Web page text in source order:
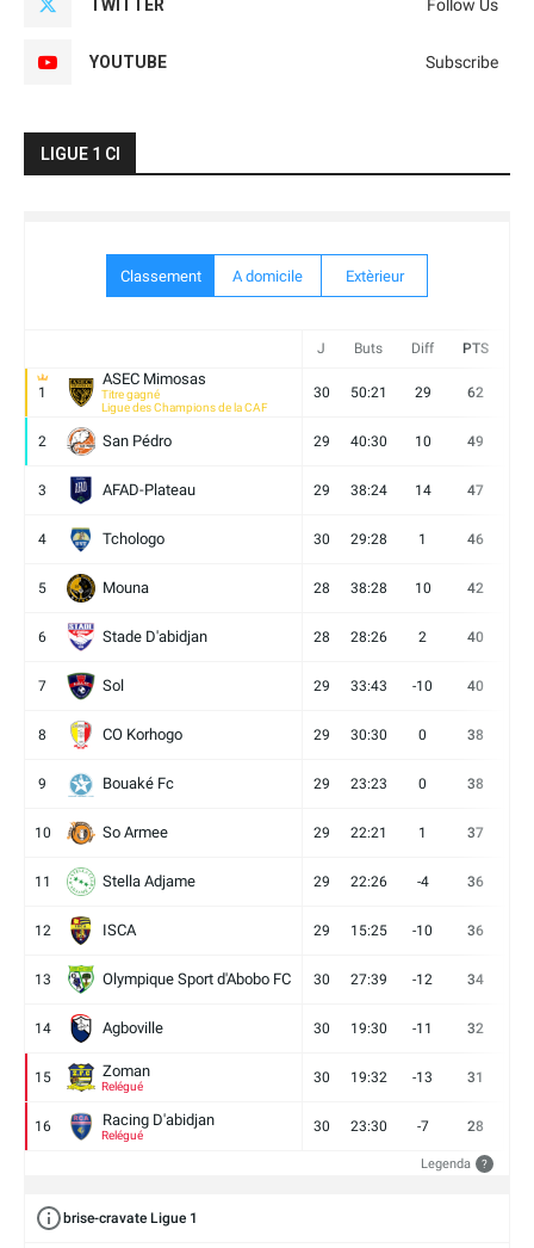
TWITTER Follow Us
YOUTUBE Subscribe
LIGUE 1 CI
Classement A domicile Extèrieur
J Buts Diff PTS
1
ASEC Mimosas
Titre gagné
Ligue des Champions de la CAF
30 50:21 29 62
2 San Pédro 29 40:30 10 49
3 AFAD-Plateau 29 38:24 14 47
4 Tchologo 30 29:28 1 46
5 Mouna 28 38:28 10 42
6 Stade D'abidjan 28 28:26 2 40
7 Sol 29 33:43 -10 40
8 CO Korhogo 29 30:30 0 38
9 Bouaké Fc 29 23:23 0 38
10 So Armee 29 22:21 1 37
11 Stella Adjame 29 22:26 -4 36
12 ISCA 29 15:25 -10 36
13 Olympique Sport d'Abobo FC 30 27:39 -12 34
14 Agboville 30 19:30 -11 32
15 Zoman
Relégué
30 19:32 -13 31
16 Racing D'abidjan
Relégué
30 23:30 -7 28
Legenda ?
brise-cravate Ligue 1